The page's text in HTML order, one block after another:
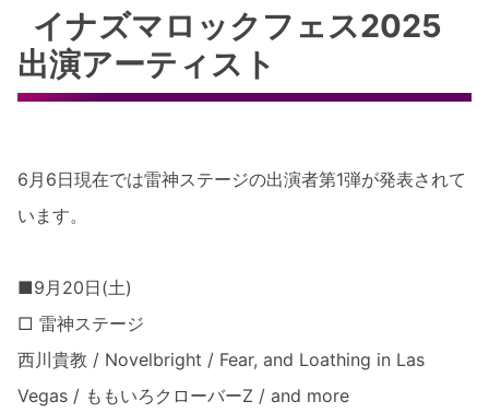
イナズマロックフェス2025
出演アーティスト
6月6日現在では雷神ステージの出演者第1弾が発表されて
います。
■9月20日(土)
□ 雷神ステージ
西川貴教 / Novelbright / Fear, and Loathing in Las
Vegas / ももいろクローバーZ / and more